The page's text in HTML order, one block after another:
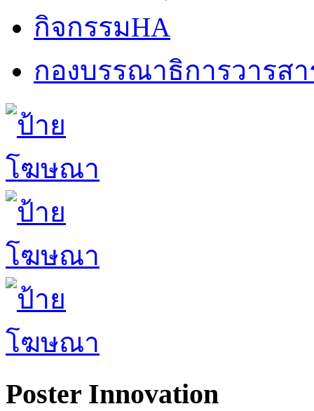
กิจกรรมHA
กองบรรณาธิการวารส
Poster Innovation